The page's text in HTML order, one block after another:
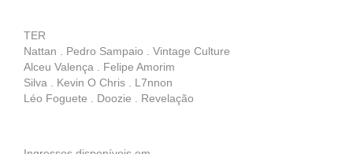
TER
Nattan . Pedro Sampaio . Vintage Culture
Alceu Valença . Felipe Amorim
Silva . Kevin O Chris . L7nnon
Léo Foguete . Doozie . Revelação